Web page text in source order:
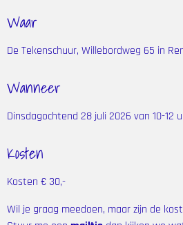
Waar
De Tekenschuur, Willebordweg 65 in
Wanneer
Dinsdagochtend 28 juli 2026 van 10-12
Kosten
Kosten € 30,-
Wil je graag meedoen, maar zijn de